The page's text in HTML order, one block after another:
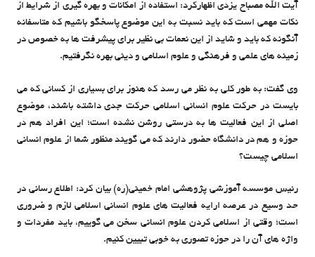
آیت الله مصباح یزدی اظهارکرد: استفاده از امکانات و بهره گیری از شرایط از
نکات مهمی است که باید نسبت به این موضوع پاسخگو باشیم که متاسفانه
آنگونه که باید و شاید از این نعمات بی نظیر برای پیشرفت ها به خصوص در
زمینه های علمی و فرهنگی و علوم اسلامی و دینی بهره نگرفتیم.
وی گفت: به طور کلی به نظر می رسد که هنوز برای بسیاری از کسانی که می
بایست در حرکت علوم انسانی اسلامی حرکت جدی داشته باشند، موضوع
اصلی از این فعالیت ها به درستی روشن نشده است؛ این افراد هم در
حوزه و هم در دانشگاه حضور دارند که می گویند منظور شما از علوم انسانی
اسلامی چیست؟
رئیس موسسه آموزشی پژوهشی امام خمینی(ره) بیان کرد: اطلاع رسانی در
حد وسیع در عرصه ارایه فعالیت های علوم انسانی اسلامی لازم و ضروری
است؛ وقتی از اسلامی کردن علوم انسانی سخن می گوییم، باید مفردات و
واژه های آن را در حوزه تصوری به خوبی تبیین کنیم.